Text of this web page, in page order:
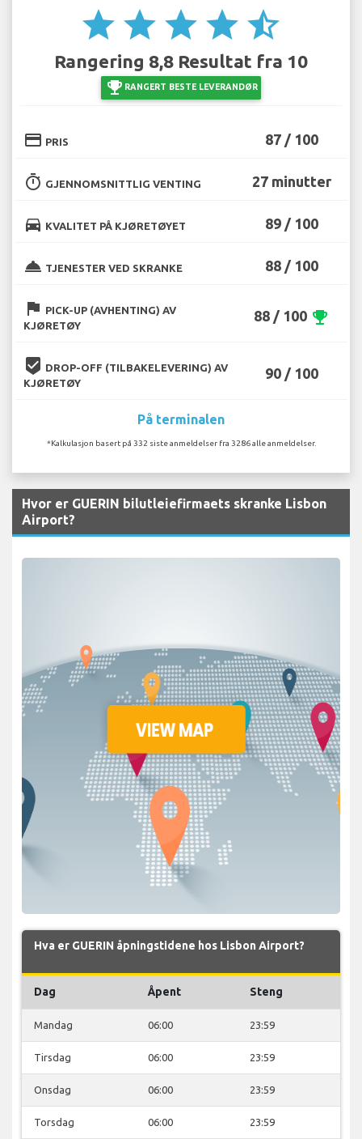
star star star star star_half
Rangering 8,8 Resultat fra 10
emoji_events RANGERT BESTE LEVERANDØR
credit_card PRIS 87 / 100
timer GJENNOMSNITTLIG VENTING 27 minutter
directions_car KVALITET PÅ KJØRETØYET 89 / 100
room_service TJENESTER VED SKRANKE 88 / 100
flag PICK-UP (AVHENTING) AV
KJØRETØY
88 / 100 emoji_events
beenhere DROP-OFF (TILBAKELEVERING) AV
KJØRETØY
90 / 100
På terminalen
*Kalkulasjon basert på 332 siste anmeldelser fra 3286 alle anmeldelser.
Hvor er GUERIN bilutleiefirmaets skranke Lisbon
Airport?
Hva er GUERIN åpningstidene hos Lisbon Airport?
Dag Åpent Steng
Mandag 06:00 23:59
Tirsdag 06:00 23:59
Onsdag 06:00 23:59
Torsdag 06:00 23:59